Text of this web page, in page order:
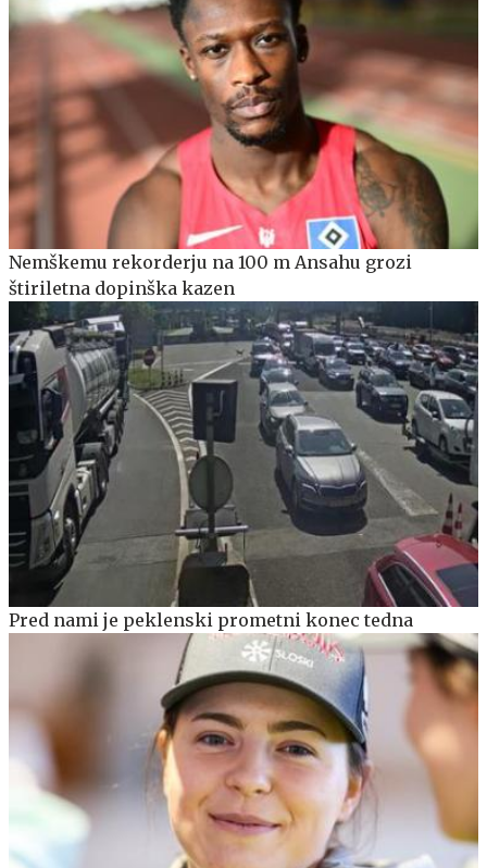
Nemškemu rekorderju na 100 m Ansahu grozi
štiriletna dopinška kazen
Pred nami je peklenski prometni konec tedna